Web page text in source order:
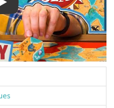
Play